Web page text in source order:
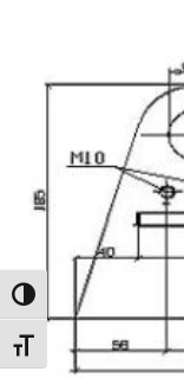
Toggle High Contrast
Toggle Font size